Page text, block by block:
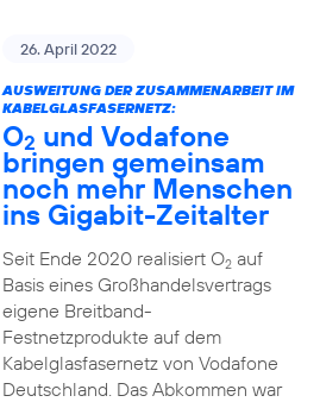
26. April 2022
AUSWEITUNG DER ZUSAMMENARBEIT IM
KABELGLASFASERNETZ:
O2 und Vodafone
bringen gemeinsam
noch mehr Menschen
ins Gigabit-Zeitalter
Seit Ende 2020 realisiert O2auf
Basis eines Großhandelsvertrags
eigene Breitband-
Festnetzprodukte auf dem
Kabelglasfasernetz von Vodafone
Deutschland. Das Abkommen war